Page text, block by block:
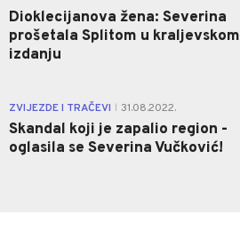
Dioklecijanova žena: Severina
prošetala Splitom u kraljevskom
izdanju
ZVIJEZDE I TRAČEVI 31.08.2022.
Skandal koji je zapalio region -
oglasila se Severina Vučković!